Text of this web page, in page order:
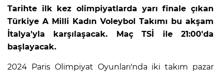
Tarihte ilk kez olimpiyatlarda yarı finale çıkan
Türkiye A Milli Kadın Voleybol Takımı bu akşam
İtalya'yla karşılaşacak. Maç TSİ ile 21:00'da
başlayacak.
2024 Paris Olimpiyat Oyunları'nda iki takım pazar